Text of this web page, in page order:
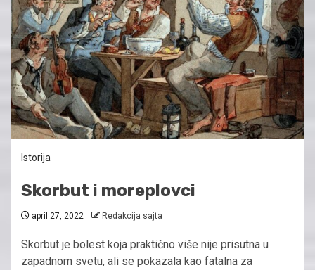
Istorija
Skorbut i moreplovci
april 27, 2022 Redakcija sajta
Skorbut je bolest koja praktično više nije prisutna u
zapadnom svetu, ali se pokazala kao fatalna za